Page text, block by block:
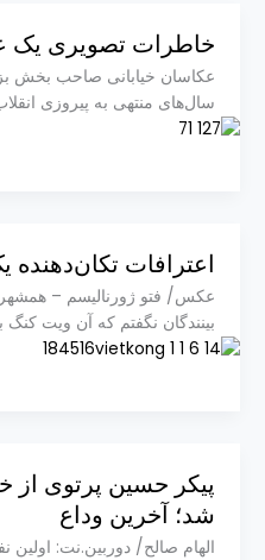
خاطرات تصویری یک عکاس از
عکاسان خیابانی صاحب بخش
سال‌های منتهی به پیروزی انقلاب 57 هستند. جواد تهامی یکی
اعترافات
عکس/ فتو ژورنالیسم –
بینندگان نگفتم که آن ویت
پیکر حسین پرتوی از
شد؛ آخرین وداع
الهام صالح/ دوربین.نت: اولین